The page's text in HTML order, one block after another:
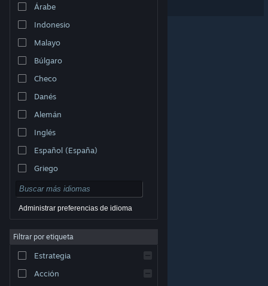
© Valve Corporation. Todos los derechos reservados.
Todas las marcas registradas pertenecen a sus
de Privacidad|Información legal
Acuerdo de Suscriptor a Steam
Cookies
Árabe
Indonesio
Malayo
Búlgaro
Checo
Danés
Alemán
Inglés
Español (España)
Griego
Administrar preferencias de idioma
Filtrar por etiqueta
Estrategia
Acción